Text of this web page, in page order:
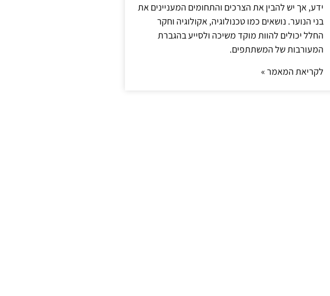
ידע, אך יש להבין את הצרכים והתחומים המעניינים את
בני הנוער. נושאים כמו טכנולוגיה, אקולוגיה וחקר
החלל יכולים להוות מוקד משיכה ולסייע בהגברת
המעורבות של המשתתפים.
לקריאת המאמר »